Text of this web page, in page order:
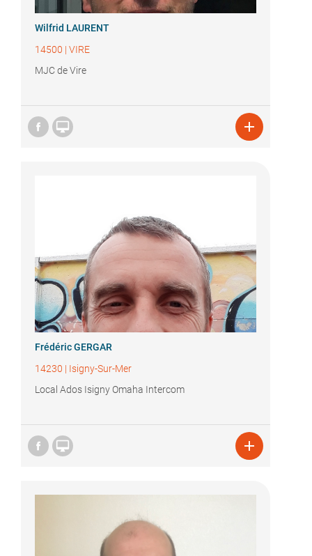
Wilfrid LAURENT
14500 | VIRE
MJC de Vire
 
Frédéric GERGAR
14230 | Isigny-Sur-Mer
Local Ados Isigny Omaha Intercom
 